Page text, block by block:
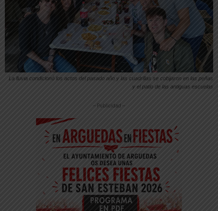
La lluvia condicionó los actos del pasado año y las cuadrillas se cobijaron en las peñas
y el patio de las antiguas escuelas
-- Publicidad --